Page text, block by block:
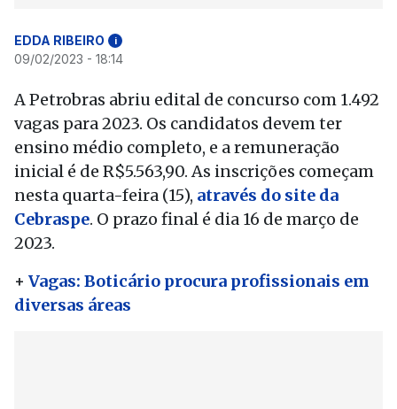
EDDA RIBEIRO i
09/02/2023 - 18:14
A Petrobras abriu edital de concurso com 1.492
vagas para 2023. Os candidatos devem ter
ensino médio completo, e a remuneração
inicial é de R$5.563,90. As inscrições começam
nesta quarta-feira (15), através do site da
Cebraspe. O prazo final é dia 16 de março de
2023.
+ Vagas: Boticário procura profissionais em
diversas áreas